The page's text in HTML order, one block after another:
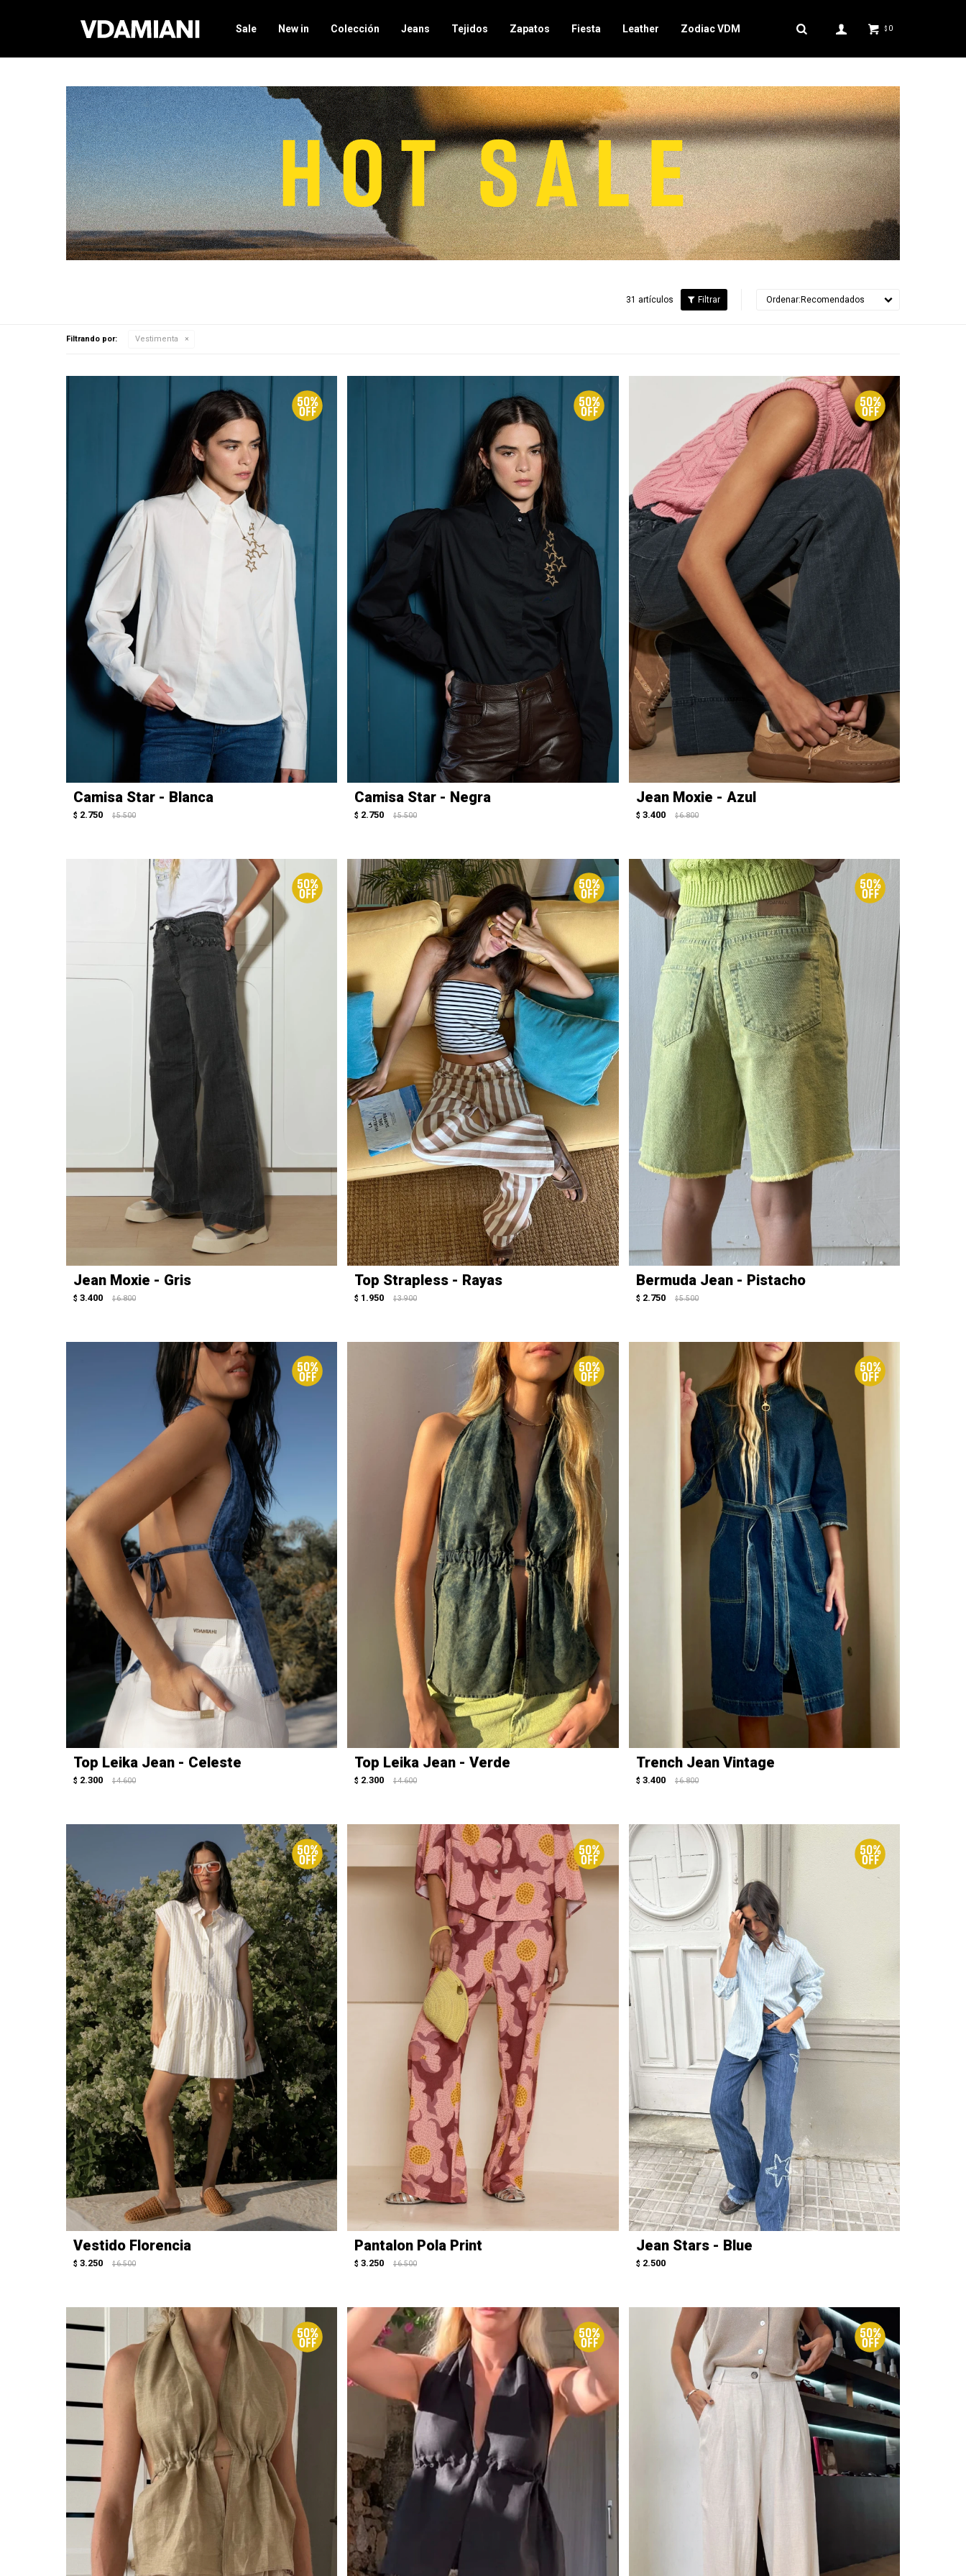
Sale New in Colección Jeans Tejidos Zapatos Fiesta Leather Zodiac VDM $ 0
31 artículos Recomendados
Filtrando por: Vestimenta
Camisa Star - Blanca
$ 2.750 $ 5.500
Camisa Star - Negra
$ 2.750 $ 5.500
Jean Moxie - Azul
$ 3.400 $ 6.800
Jean Moxie - Gris
$ 3.400 $ 6.800
Top Strapless - Rayas
$ 1.950 $ 3.900
Bermuda Jean - Pistacho
$ 2.750 $ 5.500
Top Leika Jean - Celeste
$ 2.300 $ 4.600
Top Leika Jean - Verde
$ 2.300 $ 4.600
Trench Jean Vintage
$ 3.400 $ 6.800
Vestido Florencia
$ 3.250 $ 6.500
Pantalon Pola Print
$ 3.250 $ 6.500
Jean Stars - Blue
$ 2.500